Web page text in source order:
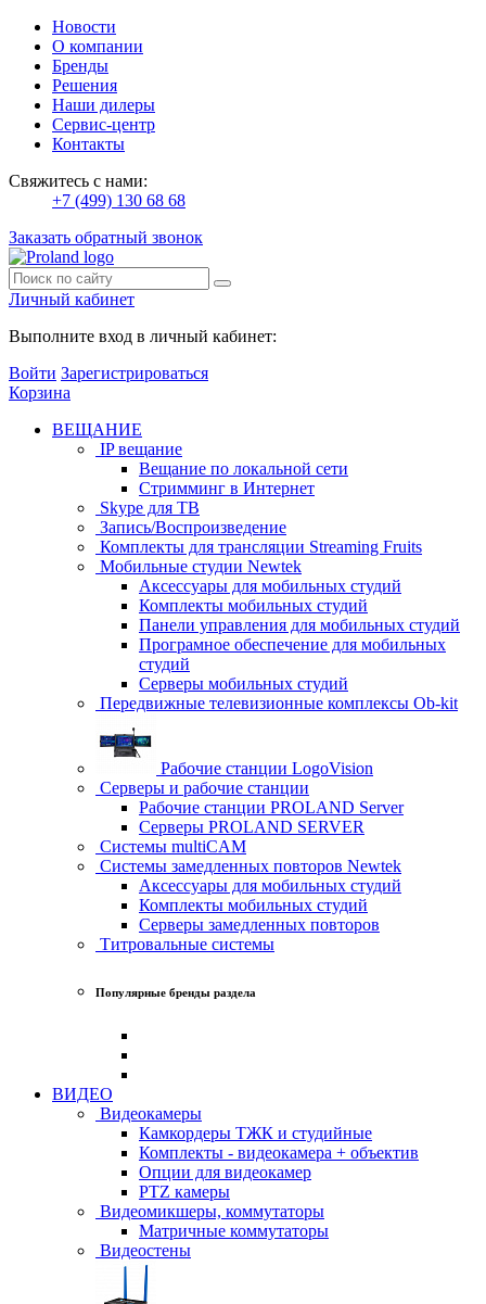
Новости
О компании
Бренды
Решения
Наши дилеры
Сервис-центр
Контакты
Свяжитесь с нами:
+7 (499) 130 68 68
Заказать обратный звонок
Личный кабинет
Выполните вход в личный кабинет:
Войти Зарегистрироваться
Корзина
ВЕЩАНИЕ
IP вещание
Вещание по локальной сети
Стримминг в Интернет
Skype для ТВ
Запись/Воспроизведение
Комплекты для трансляции Streaming Fruits
Мобильные студии Newtek
Аксессуары для мобильных студий
Комплекты мобильных студий
Панели управления для мобильных студий
Програмное обеспечение для мобильных
студий
Серверы мобильных студий
Передвижные телевизионные комплексы Ob-kit
Рабочие станции LogoVision
Серверы и рабочие станции
Рабочие станции PROLAND Server
Серверы PROLAND SERVER
Системы multiCAM
Системы замедленных повторов Newtek
Аксессуары для мобильных студий
Комплекты мобильных студий
Серверы замедленных повторов
Титровальные системы
Популярные бренды раздела
ВИДЕО
Видеокамеры
Камкордеры ТЖК и студийные
Комплекты - видеокамера + объектив
Опции для видеокамер
PTZ камеры
Видеомикшеры, коммутаторы
Матричные коммутаторы
Видеостены